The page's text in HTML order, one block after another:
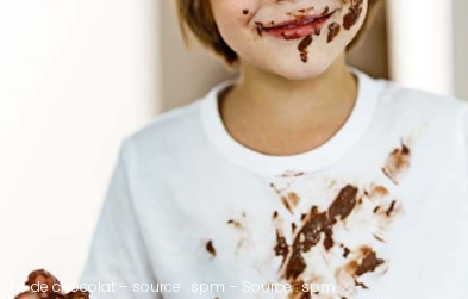
de chocolat – source : spm – Source : spm